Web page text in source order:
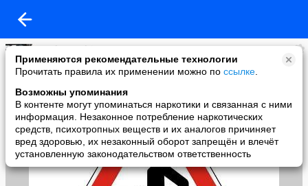
Применяются рекомендательные технологии
Прочитать правила их применении можно по ссылке
Возможны упоминания
В контенте могут упоминаться наркотики и связанная с ними
информация. Незаконное потребление наркотических
средств, психотропных веществ и их аналогов причиняет
вред здоровью, их незаконный оборот запрещён и влечёт
установленную законодательством ответственность
AndreyKudrin10101980
added a photo
07 Feb в 18:57